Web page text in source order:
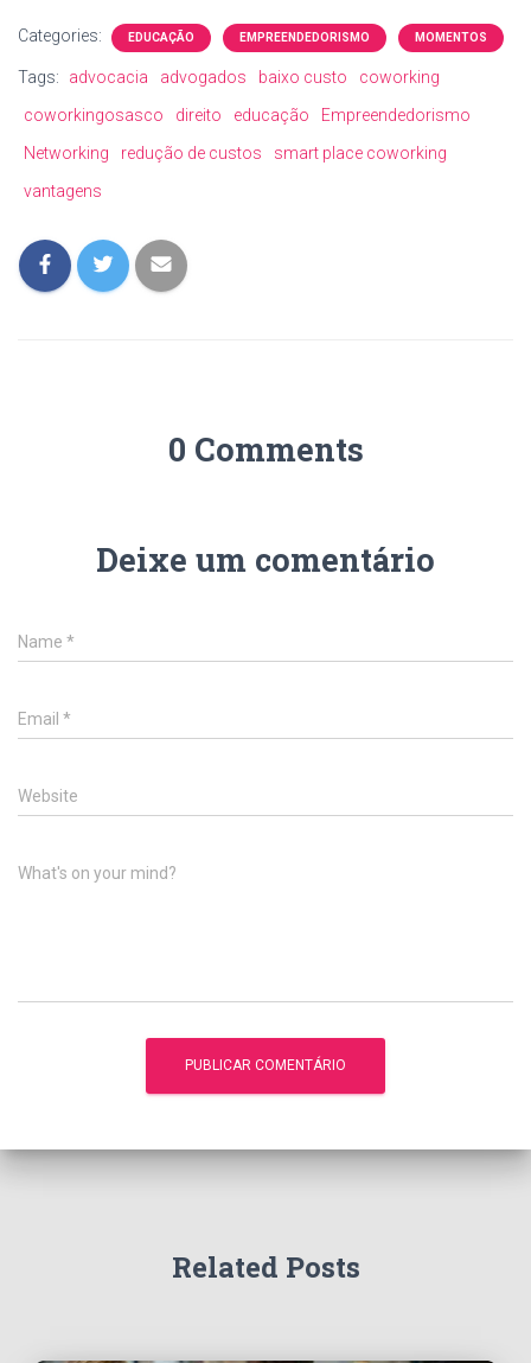
Categories: EDUCAÇÃO EMPREENDEDORISMO MOMENTOS
Tags: advocacia advogados baixo custo
coworking
coworkingosasco
direito educação
Empreendedorismo
Networking
redução de custos
smart place coworking
vantagens
0 Comments
Deixe um comentário
Name *
Email *
Website
What's on your mind?
Related Posts